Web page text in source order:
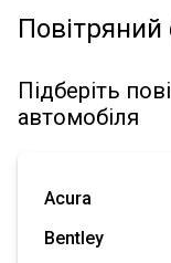
Підберіть
автомобіля
Acura
Bentley